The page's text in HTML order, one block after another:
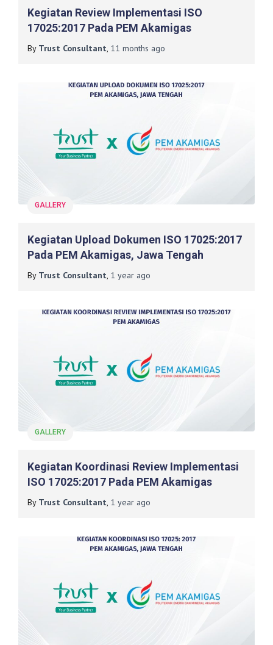
Kegiatan Review Implementasi ISO
17025:2017 Pada PEM Akamigas
By Trust Consultant, 11 months ago
GALLERY
Kegiatan Upload Dokumen ISO 17025:2017
Pada PEM Akamigas, Jawa Tengah
By Trust Consultant, 1 year ago
GALLERY
Kegiatan Koordinasi Review Implementasi
ISO 17025:2017 Pada PEM Akamigas
By Trust Consultant, 1 year ago